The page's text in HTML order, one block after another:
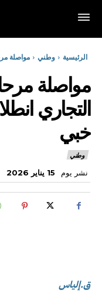
الرئيسية وطني
مواصلة
مواصلة
التجاري
خبي
وطني
نشر يوم 15 يناير 2026
ق.إلياس